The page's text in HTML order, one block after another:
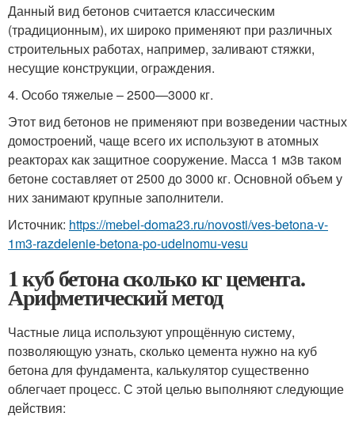
Данный вид бетонов считается классическим
(традиционным), их широко применяют при различных
строительных работах, например, заливают стяжки,
несущие конструкции, ограждения.
4. Особо тяжелые – 2500—3000 кг.
Этот вид бетонов не применяют при возведении частных
домостроений, чаще всего их используют в атомных
реакторах как защитное сооружение. Масса 1 м3в таком
бетоне составляет от 2500 до 3000 кг. Основной объем у
них занимают крупные заполнители.
Источник: https://mebel-doma23.ru/novosti/ves-betona-v-
1m3-razdelenie-betona-po-udelnomu-vesu
1 куб бетона сколько кг цемента.
Арифметический метод
Частные лица используют упрощённую систему,
позволяющую узнать, сколько цемента нужно на куб
бетона для фундамента, калькулятор существенно
облегчает процесс. С этой целью выполняют следующие
действия: